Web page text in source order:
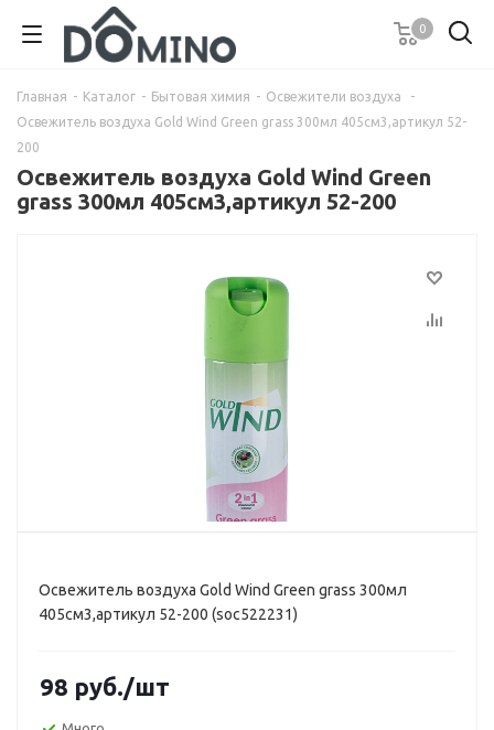
0
Главная - Каталог - Бытовая химия - Освежители воздуха
-
Освежитель воздуха Gold Wind Green grass 300мл 405см3,артикул 52-
200
Освежитель воздуха Gold Wind Green
grass 300мл 405см3,артикул 52-200
Освежитель воздуха Gold Wind Green grass 300мл
405см3,артикул 52-200 (soc522231)
98 руб./шт